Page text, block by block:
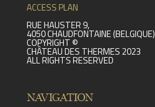
ACCESS PLAN
RUE HAUSTER 9,
4050 CHAUDFONTAINE (BELGIQUE)
COPYRIGHT ©
CHÂTEAU DES THERMES 2023
ALL RIGHTS RESERVED
NAVIGATION